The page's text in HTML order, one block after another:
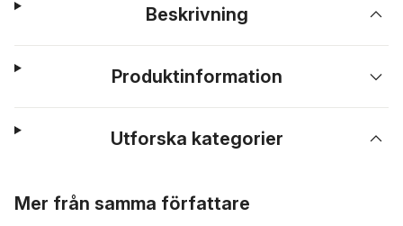
Beskrivning
Produktinformation
Utforska kategorier
Mer från samma författare